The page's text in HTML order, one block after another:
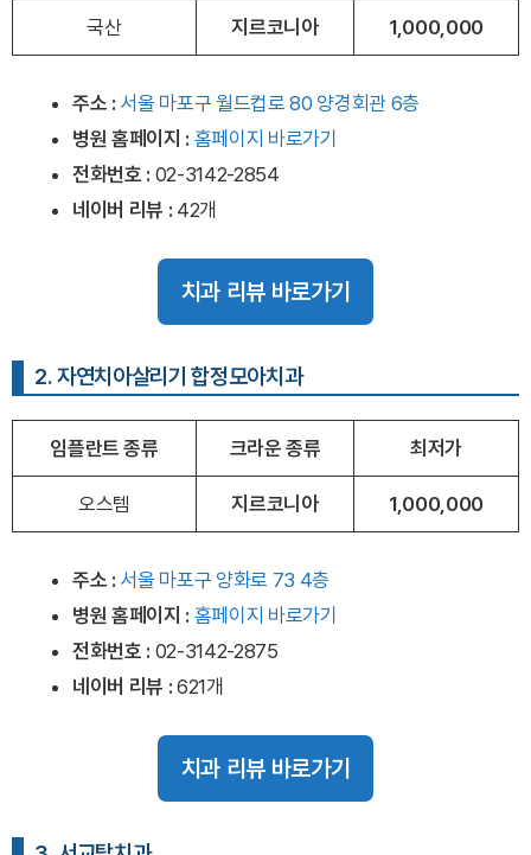
국산 지르코니아 1,000,000
주소 : 서울 마포구 월드컵로 80 양경회관 6층
병원 홈페이지 : 홈페이지 바로가기
전화번호 : 02-3142-2854
네이버 리뷰 : 42개
치과 리뷰 바로가기
2. 자연치아살리기 합정모아치과
임플란트 종류 크라운 종류 최저가
오스템 지르코니아 1,000,000
주소 : 서울 마포구 양화로 73 4층
병원 홈페이지 : 홈페이지 바로가기
전화번호 : 02-3142-2875
네이버 리뷰 : 621개
치과 리뷰 바로가기